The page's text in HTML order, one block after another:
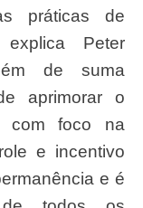
práticas de
explica Peter
de suma
aprimorar o
com foco na
e incentivo
e é